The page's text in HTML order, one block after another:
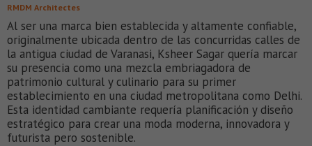
RMDM Architectes
Al ser una marca bien establecida y altamente confiable,
originalmente ubicada dentro de las concurridas calles de
la antigua ciudad de Varanasi, Ksheer Sagar quería marcar
su presencia como una mezcla embriagadora de
patrimonio cultural y culinario para su primer
establecimiento en una ciudad metropolitana como Delhi.
Esta identidad cambiante requería planificación y diseño
estratégico para crear una moda moderna, innovadora y
futurista pero sostenible.